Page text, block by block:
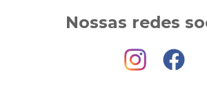
Nossas redes